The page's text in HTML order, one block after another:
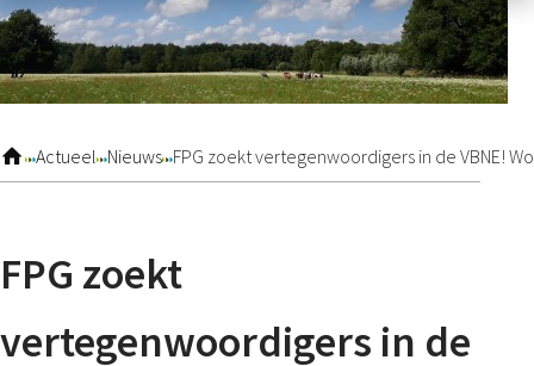
Actueel Nieuws FPG zoekt vertegenwoordigers in de VBNE!
FPG zoekt
vertegenwoordigers in de
Home